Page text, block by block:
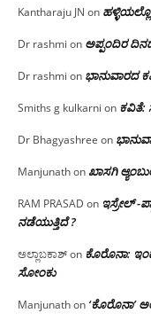
Kantharaju JN on
Dr rashmi on ಅಪ್ಪಂದಿರ
Dr rashmi on ಭಾನುವಾರದ
Smiths g kulkarni on ಕವಿತೆ:
Dr Bhagyashree on
Manjunathonಖಾಸಗಿ
RAM PRASAD on ಇಸ್ರೇಲ್ -
ನಡೆಯುತ್ತಿದೆ ?
ಅಲ್ಲಾಬಕಾಶ್on ಕೊರೊನಾ:
ಸೋಂಕು
Manjunathon ‘ಕೊರೊನಾ’